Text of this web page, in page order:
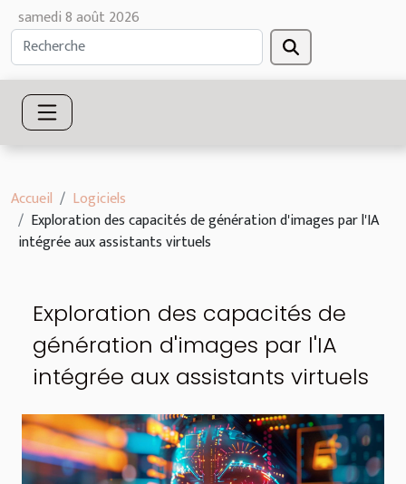
samedi 8 août 2026
Accueil
Logiciels
Exploration des capacités de génération d'images par l'IA
intégrée aux assistants virtuels
Exploration des capacités de
génération d'images par l'IA
intégrée aux assistants virtuels